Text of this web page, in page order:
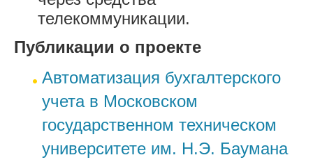
телекоммуникации.
Публикации о проекте
Автоматизация бухгалтерского
учета в Московском
государственном техническом
университете им. Н.Э. Баумана